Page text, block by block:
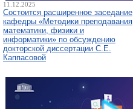
11.12.2025
Состоится расширенное заседание
кафедры «Методики преподавания
математики, физики и
информатики» по обсуждению
докторской диссертации С.Е.
Каппасовой